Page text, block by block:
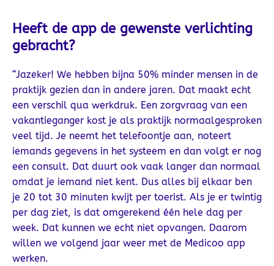
Heeft de app de gewenste verlichting
gebracht?
“Jazeker! We hebben bijna 50% minder mensen in de
praktijk gezien dan in andere jaren. Dat maakt echt
een verschil qua werkdruk. Een zorgvraag van een
vakantieganger kost je als praktijk normaalgesproken
veel tijd. Je neemt het telefoontje aan, noteert
iemands gegevens in het systeem en dan volgt er nog
een consult. Dat duurt ook vaak langer dan normaal
omdat je iemand niet kent. Dus alles bij elkaar ben
je 20 tot 30 minuten kwijt per toerist. Als je er twintig
per dag ziet, is dat omgerekend één hele dag per
week. Dat kunnen we echt niet opvangen. Daarom
willen we volgend jaar weer met de Medicoo app
werken.